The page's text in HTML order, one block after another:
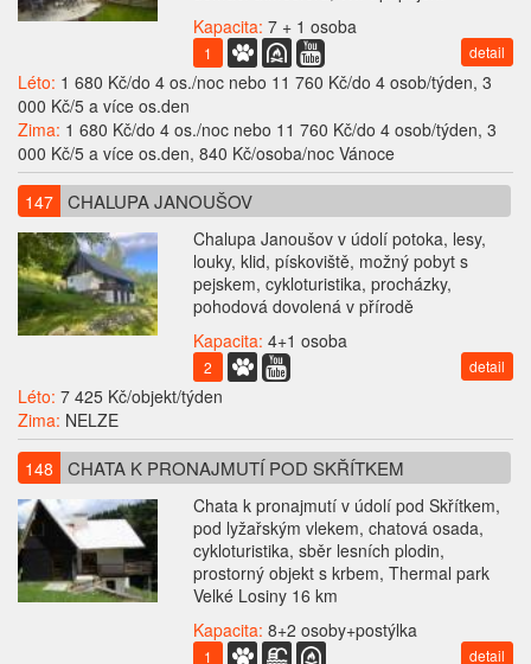
Kapacita: 7 + 1 osoba
1 detail
Léto: 1 680 Kč/do 4 os./noc nebo 11 760 Kč/do 4 osob/týden, 3
000 Kč/5 a více os.den
Zima: 1 680 Kč/do 4 os./noc nebo 11 760 Kč/do 4 osob/týden, 3
000 Kč/5 a více os.den, 840 Kč/osoba/noc Vánoce
147 CHALUPA JANOUŠOV
Chalupa Janoušov v údolí potoka, lesy,
louky, klid, pískoviště, možný pobyt s
pejskem, cykloturistika, procházky,
pohodová dovolená v přírodě
Kapacita: 4+1 osoba
2 detail
Léto: 7 425 Kč/objekt/týden
Zima: NELZE
148 CHATA K PRONAJMUTÍ POD SKŘÍTKEM
Chata k pronajmutí v údolí pod Skřítkem,
pod lyžařským vlekem, chatová osada,
cykloturistika, sběr lesních plodin,
prostorný objekt s krbem, Thermal park
Velké Losiny 16 km
Kapacita: 8+2 osoby+postýlka
1 detail